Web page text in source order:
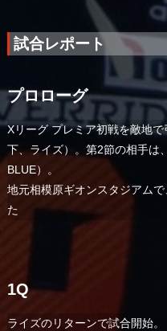
試合レポート
プロローグ
Xリーグ プレミア初戦を敵地
下、ライズ）。第2節の相手は
BLUE）。
地元相模原ギオンスタジアム
た
1Q
ライズのリターンで試合開始。